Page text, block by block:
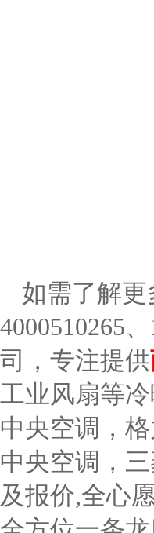
如需了解
4000510265、
司，专注提供
工业风扇等
中央空调，
中央空调，
及报价,全心